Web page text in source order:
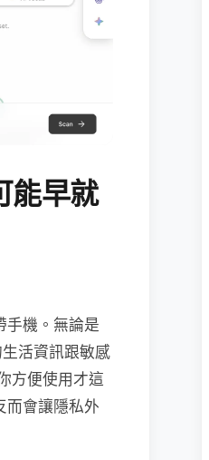
能早就
手機。無論是
活資訊跟敏感
方便使用才這
而會讓隱私外